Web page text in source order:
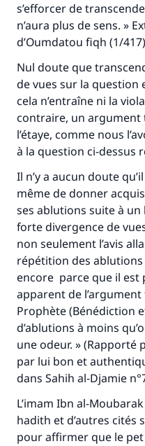
s’efforcer de
n’aura plus de sens. »
d’Oumdatou fiqh (1/417)
Nul doute que
de vues sur la question
cela n’entraîne ni la
contraire, un argument
l’étaye, comme nous
à la question ci-dessus
Il n’y a aucun doute
même de donner
ses ablutions suite à
forte divergence de
non seulement l’avis
répétition des
encore parce que il est
apparent de
Prophète (Bénédiction
d’ablutions à moins
une odeur. » (Rapporté
par lui bon et
dans Sahih al-Djamie
L’imam Ibn al-
hadith et d’autres cités
pour affirmer que le
Le Messager
"Celui qui indique
même